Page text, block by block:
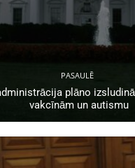
PASAULĒ
plāno
vakcīnām un autismu